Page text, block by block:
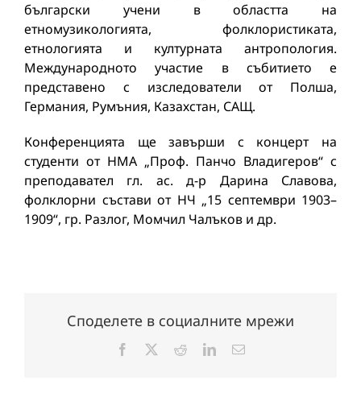
български учени в областта на
етномузикологията, фолклористиката,
етнологията и културната антропология.
Международното участие в събитието е
представено с изследователи от Полша,
Германия, Румъния, Казахстан, САЩ.
Конференцията ще завърши с концерт на
студенти от НМА „Проф. Панчо Владигеров“ с
преподавател гл. ас. д-р Дарина Славова,
фолклорни състави от НЧ „15 септември 1903–
1909“, гр. Разлог, Момчил Чалъков и др.
Споделете в социалните мрежи
Facebook RedditLinkedInЕлектронна